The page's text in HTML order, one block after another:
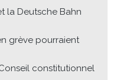
la Deutsche Bahn
grève pourraient
constitutionnel